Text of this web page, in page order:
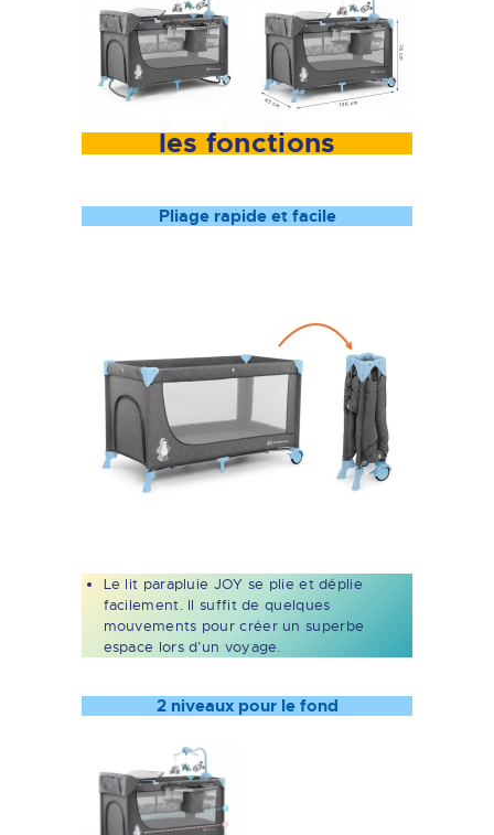
les fonctions
Pliage rapide et facile
Le lit parapluie JOY se plie et déplie
facilement. Il suffit de quelques
mouvements pour créer un superbe
espace lors d’un voyage.
2 niveaux pour le fond